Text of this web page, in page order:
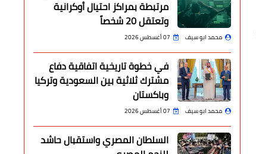
مرتبطة بمراكز احتيال أوكرانية
وتعتقل 20 شخصاً
محمد ابو سيف 07 أغسطس 2026
في خطوة تاريخية اتفاقية دفاع
مشترك ثلاثية بين السعودية وتركيا
وباكستان
محمد ابو سيف 07 أغسطس 2026
السلطان المصري واستقبال حاشد